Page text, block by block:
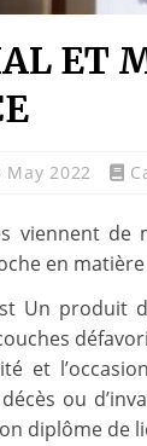
ET
May 2022
viennent
en
Un produit
et
décès ou
diplôme de